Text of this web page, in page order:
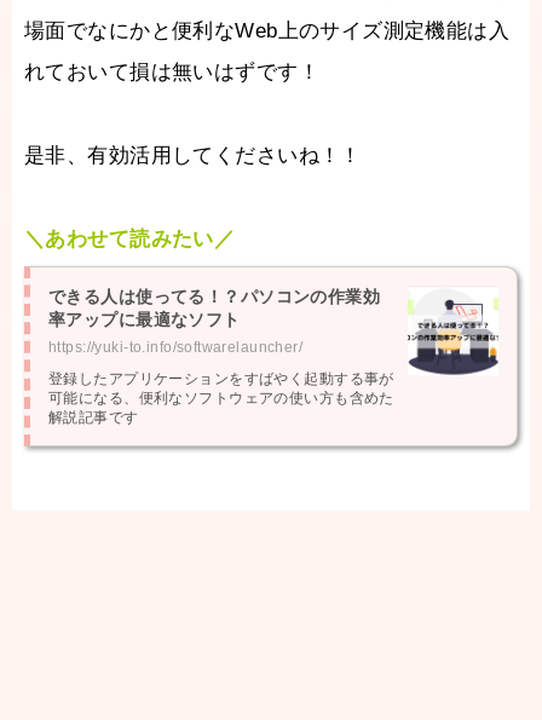
場面でなにかと便利なWeb上のサイズ測定機能は入
れておいて損は無いはずです！
是非、有効活用してくださいね！！
＼あわせて読みたい／
できる人は使ってる！？パソコンの作業効
率アップに最適なソフト
https://yuki-to.info/softwarelauncher/
登録したアプリケーションをすばやく起動する事が
可能になる、便利なソフトウェアの使い方も含めた
解説記事です